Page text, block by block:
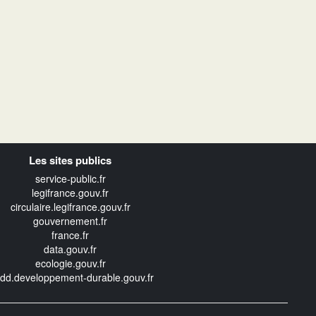
Les sites publics
service-public.fr
legifrance.gouv.fr
circulaire.legifrance.gouv.fr
gouvernement.fr
france.fr
data.gouv.fr
ecologie.gouv.fr
durable.gouv.fr